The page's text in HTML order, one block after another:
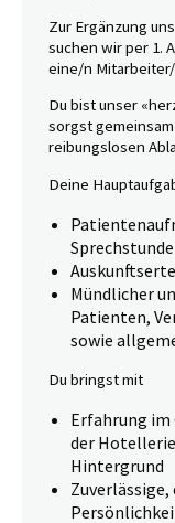
Zur Ergänzung
suchen wir per 1.
eine/n Mitarbeiter/
Du bist unser
sorgst
reibungslosen
Deine
Mündlicher
Patienten,
sowie
Du bringst mit
Erfahrung im
der
Hintergrund